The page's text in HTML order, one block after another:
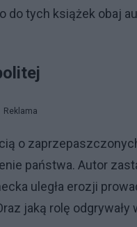
do tych książek obaj
Reklama
o
państwa. Autor
uległa erozji
jaką rolę odgrywały